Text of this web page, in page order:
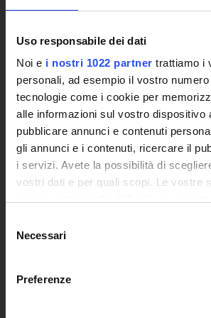
Uso responsabile dei dati
Noi e i nostri 1022 partner trattiamo i
personali, ad esempio il vostro
tecnologie come i cookie per
alle informazioni sul vostro dispositivo
pubblicare annunci e contenuti
gli annunci e i contenuti, ricercare il
i servizi. Avete la possibilità di
vostri dati e per quali scopi. Le vostre
modificare o revocare il proprio
momento dalla Dichiarazione sui
delNecessari
Preferenze
International
L'infrastruttura di e-
Eventi
Siti Istituzionali e Progetti
Accesso alla Banca Dati di
Posta Elettronica
Bacheca del Rettore
DIDATTICA
Corsi di Laurea
Certificazioni e Alta Formazione